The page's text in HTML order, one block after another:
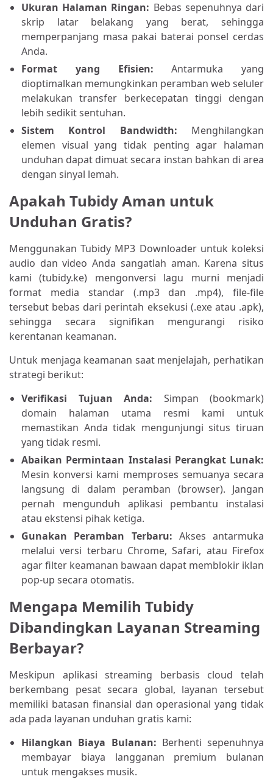
Ukuran Halaman Ringan: Bebas sepenuhnya dari
skrip latar belakang yang berat, sehingga
memperpanjang masa pakai baterai ponsel cerdas
Anda.
Format yang Efisien:Antarmuka yang
dioptimalkan memungkinkan peramban web seluler
melakukan transfer berkecepatan tinggi dengan
lebih sedikit sentuhan.
Sistem Kontrol Bandwidth: Menghilangkan
elemen visual yang tidak penting agar halaman
unduhan dapat dimuat secara instan bahkan di area
dengan sinyal lemah.
Apakah Tubidy Aman untuk
Unduhan Gratis?
Menggunakan Tubidy MP3 Downloader untuk koleksi
audio dan video Anda sangatlah aman. Karena situs
kami (tubidy.ke) mengonversi lagu murni menjadi
format media standar (.mp3 dan .mp4), file-file
tersebut bebas dari perintah eksekusi (.exe atau .apk),
sehingga secara signifikan mengurangi risiko
kerentanan keamanan.
Untuk menjaga keamanan saat menjelajah, perhatikan
strategi berikut:
Verifikasi Tujuan Anda: Simpan (bookmark)
domain halaman utama resmi kami untuk
memastikan Anda tidak mengunjungi situs tiruan
yang tidak resmi.
Abaikan Permintaan Instalasi Perangkat Lunak:
Mesin konversi kami memproses semuanya secara
langsung di dalam peramban (browser). Jangan
pernah mengunduh aplikasi pembantu instalasi
atau ekstensi pihak ketiga.
Gunakan Peramban Terbaru: Akses antarmuka
melalui versi terbaru Chrome, Safari, atau Firefox
agar filter keamanan bawaan dapat memblokir iklan
pop-up secara otomatis.
Mengapa Memilih Tubidy
Dibandingkan Layanan Streaming
Berbayar?
Meskipun aplikasi streaming berbasis cloud telah
berkembang pesat secara global, layanan tersebut
memiliki batasan finansial dan operasional yang tidak
ada pada layanan unduhan gratis kami:
Hilangkan Biaya Bulanan: Berhenti sepenuhnya
membayar biaya langganan premium bulanan
untuk mengakses musik.